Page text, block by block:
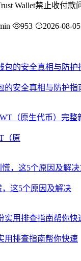
Wallet禁止收付
953 2026-08-05
的安全真相与防护指
（原
这5个原因及解决
用排查指南帮你快速